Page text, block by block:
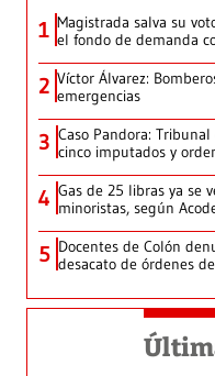
1 Magistrada salva su
el fondo de demanda
2 Víctor Álvarez:
emergencias
3 Caso Pandora:
cinco imputados y
4 Gas de 25 libras ya se
minoristas, según
5 Docentes de Colón
desacato de órdenes